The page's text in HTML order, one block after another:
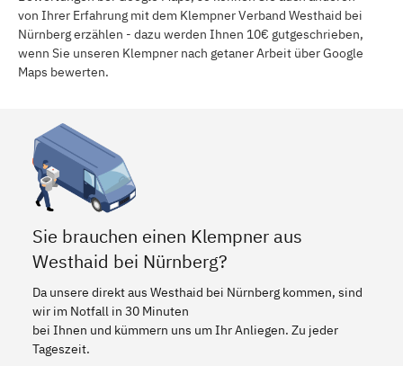
von Ihrer Erfahrung mit dem Klempner Verband Westhaid bei
Nürnberg erzählen - dazu werden Ihnen 10€ gutgeschrieben,
wenn Sie unseren Klempner nach getaner Arbeit über Google
Maps bewerten.
Sie brauchen einen Klempner aus
Westhaid bei Nürnberg?
Da unsere direkt aus Westhaid bei Nürnberg kommen, sind
wir im Notfall in 30 Minuten
bei Ihnen und kümmern uns um Ihr Anliegen. Zu jeder
Tageszeit.